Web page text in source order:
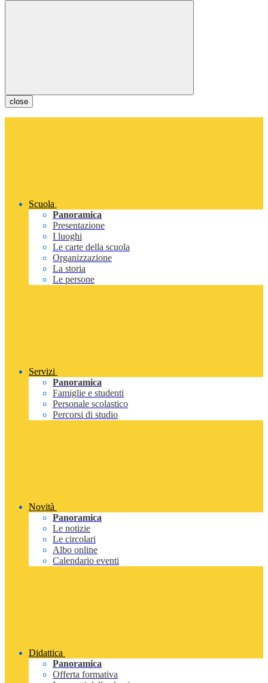
close
Scuola
Panoramica
Presentazione
I luoghi
Le carte della scuola
Organizzazione
La storia
Le persone
Servizi
Panoramica
Famiglie e studenti
Personale scolastico
Percorsi di studio
Novità
Panoramica
Le notizie
Le circolari
Albo online
Calendario eventi
Didattica
Panoramica
Offerta formativa